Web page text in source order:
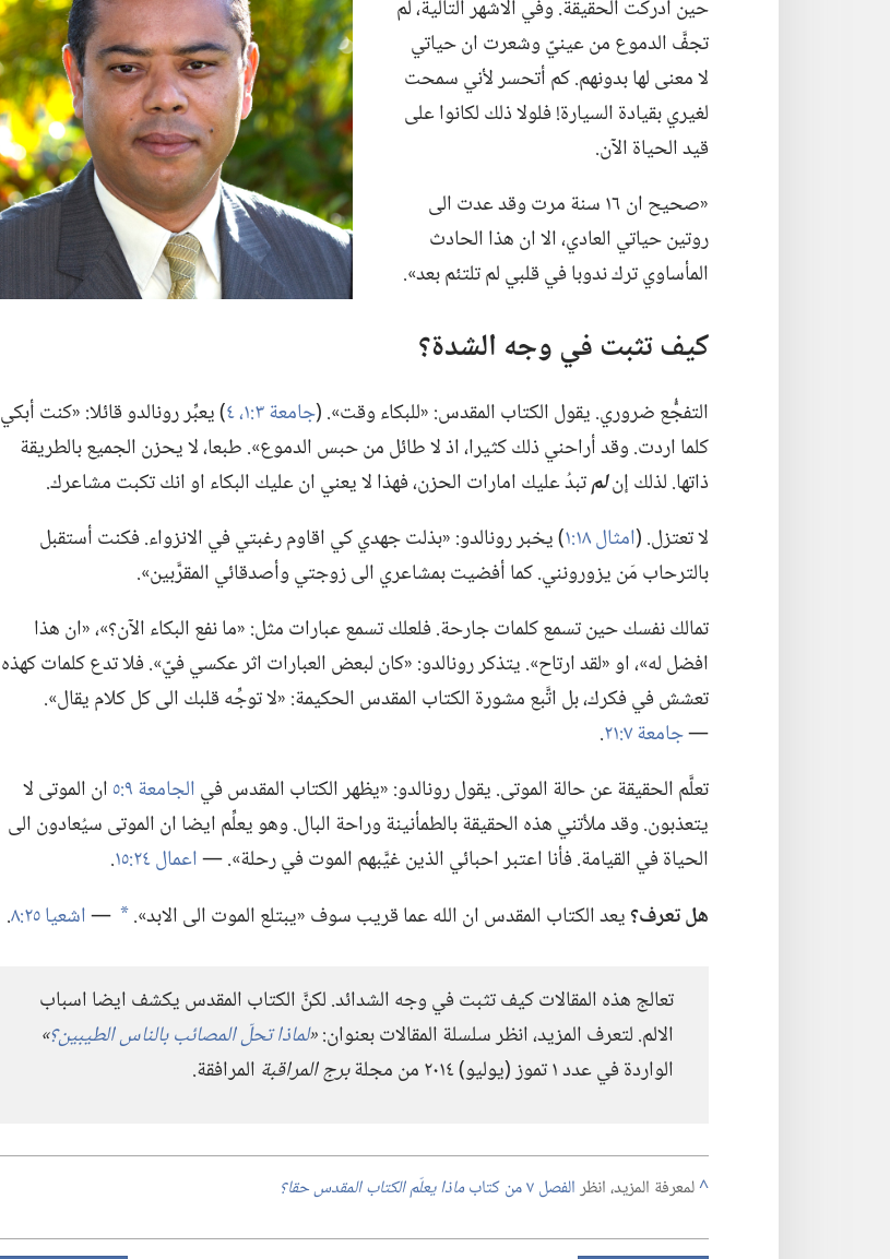
حين ادركت الحقيقة.‏ وفي الاشهر التالية،‏ لم
تجفَّ الدموع من عينيّ وشعرت ان حياتي
لا معنى لها بدونهم.‏ كم أتحسر لأني سمحت
لغيري بقيادة السيارة!‏ فلولا ذلك لكانوا على
قيد الحياة الآن.‏
‏«صحيح ان ١٦ سنة مرت وقد عدت الى
روتين حياتي العادي،‏ الا ان هذا الحادث
المأساوي ترك ندوبا في قلبي لم تلتئم بعد».‏
كيف تثبت في وجه الشدة؟‏
التفجُّع ضروري.‏ يقول الكتاب المقدس:‏ «للبكاء وقت».‏ (‏جامعة ٣:‏ ١،‏ ‏)‏ يعبِّر رونالدو قائلا:‏ «كنت أبكي
كلما اردت.‏ وقد أراحني ذلك كثيرا،‏ اذ لا طائل من حبس الدموع».‏ طبعا،‏ لا يحزن الجميع بالطريقة
ذاتها.‏ لذلك إنلمتبدُ عليك امارات الحزن،‏ فهذا لا يعني ان عليك البكاء او انك تكبت مشاعرك.‏
لا تعتزل.‏ (‏امثال ١٨:‏١
‏)‏ يخبر رونالدو:‏ «بذلت جهدي كي اقاوم رغبتي في الانزواء.‏ فكنت أستقبل
بالترحاب مَن يزورونني.‏ كما أفضيت بمشاعري الى زوجتي وأصدقائي المقرَّبين».‏
تمالك نفسك حين تسمع كلمات جارحة.‏ فلعلك تسمع عبارات مثل:‏ «ما نفع البكاء الآن؟‏»،‏ «ان هذا
افضل له»،‏ او «لقد ارتاح».‏ يتذكر رونالدو:‏ «كان لبعض العبارات اثر عكسي فيّ».‏ فلا تدع كلمات كهذه
تعشش في فكرك،‏ بل اتَّبع مشورة الكتاب المقدس الحكيمة:‏ «لا توجِّه قلبك الى كل كلام يقال».‏
—‏جامعة ٧:‏٢١
‏.‏
تعلَّم الحقيقة عن حالة الموتى.‏ يقول رونالدو:‏ «يظهر الكتاب المقدس فيالجامعة ٩:‏٥
ان الموتى لا
يتعذبون.‏ وقد ملأتني هذه الحقيقة بالطمأنينة وراحة البال.‏ وهو يعلِّم ايضا ان الموتى سيُعادون الى
الحياة في القيامة.‏ فأنا اعتبر احبائي الذين غيَّبهم الموت في رحلة».‏ —‏اعمال ٢٤:‏١٥
‏.‏
هل تعرف؟‏يعد الكتاب المقدس ان الله عما قريب سوف «يبتلع الموت الى الابد».‏ *
—‏اشعيا ٢٥:‏٨ ‏.‏
تعالج هذه المقالات كيف تثبت في وجه الشدائد.‏ لكنَّ الكتاب المقدس يكشف ايضا اسباب
الالم.‏ لتعرف المزيد،‏ انظر سلسلة المقالات بعنوان:‏‏«‏لماذا تحلّ المصائب بالناس الطيبين؟‏‏»
الواردة في عدد ١ تموز (‏يوليو)‏ ٢٠١٤ من مجلة
برج المراقبة المرافقة.‏
^لمعرفة المزيد،‏ انظرالفصل ٧ من كتاب ماذا يعلّم الكتاب المقدس حقا؟‏